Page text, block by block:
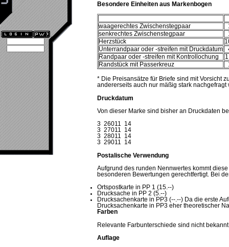
Besondere Einheiten aus Markenbogen
waagerechtes Zwischenstegpaar
senkrechtes Zwischenstegpaar
Herzstück
Unterrandpaar oder -streifen mit Druckdatum
Randpaar oder -streifen mit Kontrollochung
Randstück mit Passerkreuz
* Die Preisansätze für Briefe sind mit Vorsicht
andererseits auch nur mäßig stark
Druckdatum
Von dieser Marke sind bisher an Druckdaten
3 26011 14
3 27011 14
3 28011 14
3 29011 14
Postalische Verwendung
Aufgrund des runden Nennwertes kommt
besonderen Bewertungen gerechtfertigt. Bei
Ortspostkarte in PP 1 (15.--)
Drucksache in PP 2 (5.--)
Drucksachenkarte in PP3 (--.--) Da die erste
Drucksachenkarte in PP3 eher theoretischer
Farben
Relevante Farbunterschiede sind nicht
Auflage